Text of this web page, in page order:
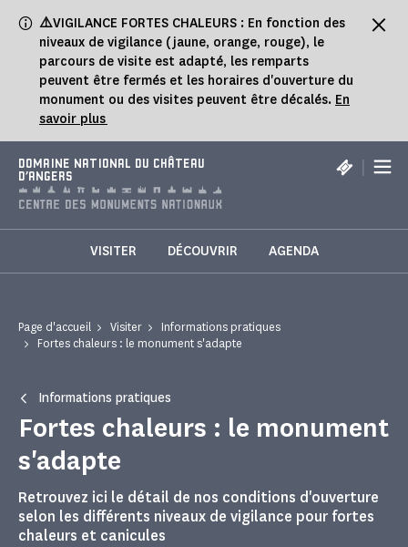
⚠️VIGILANCE FORTES CHALEURS : En fonction des
niveaux de vigilance (jaune, orange, rouge), le
parcours de visite est adapté, les remparts
peuvent être fermés et les horaires d'ouverture du
monument ou des visites peuvent être décalés. En
savoir plus
DOMAINE NATIONAL DU CHÂTEAU
D'ANGERS
|
VISITER DÉCOUVRIR AGENDA
Page d'accueil Visiter
Informations pratiques
Fortes chaleurs : le monument s'adapte
Informations pratiques
Fortes chaleurs : le monument
s'adapte
Retrouvez ici le détail de nos conditions d'ouverture
selon les différents niveaux de vigilance pour fortes
chaleurs et canicules